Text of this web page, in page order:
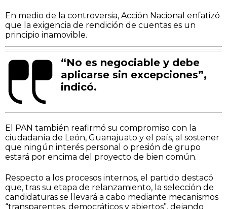
En medio de la controversia, Acción Nacional enfatizó
que la exigencia de rendición de cuentas es un
principio inamovible.
“No es negociable y debe
aplicarse sin excepciones”,
indicó.
El PAN también reafirmó su compromiso con la
ciudadanía de León, Guanajuato y el país, al sostener
que ningún interés personal o presión de grupo
estará por encima del proyecto de bien común.
Respecto a los procesos internos, el partido destacó
que, tras su etapa de relanzamiento, la selección de
candidaturas se llevará a cabo mediante mecanismos
“transparentes, democráticos y abiertos”, dejando